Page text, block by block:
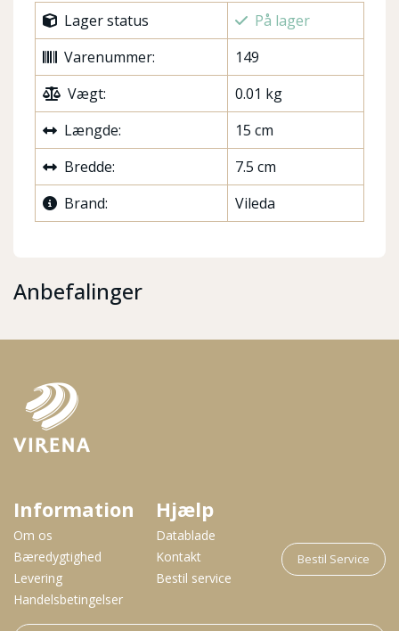
Lager status
På lager
Varenummer:
149
Vægt:
0.01 kg
Længde:
15 cm
Bredde:
7.5 cm
Brand:
Vileda
Anbefalinger
Information
Om os
Bæredygtighed
Levering
Handelsbetingelser
Hjælp
Datablade
Kontakt
Bestil service
Bestil Service